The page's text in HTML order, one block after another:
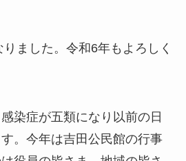
ました。令和6年もよろしく
染症が五類になり以前の日
。今年は吉田公民館の行事